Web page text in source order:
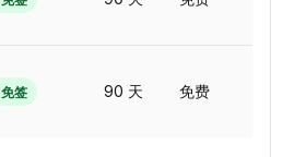
免签 90 天 免费